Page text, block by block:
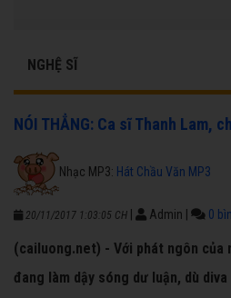
NGHỆ SĨ
NÓI THẲNG: Ca sĩ Thanh Lam,
Nhạc MP3: Hát Chầu Văn MP3
20/11/2017 1:03:05 CH Admin 0
(cailuong.net) - Với phát ngôn của
đang làm dậy sóng dư luận, dù